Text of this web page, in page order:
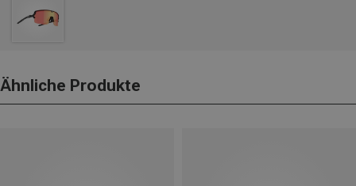
Ähnliche Produkte